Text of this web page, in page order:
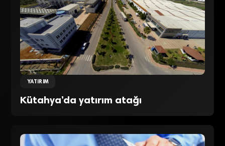
YATIRIM
Kütahya’da yatırım atağı